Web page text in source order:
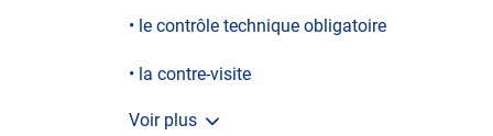
• le contrôle technique obligatoire
• la contre-visite
• le contrôle pollution
Voir plus